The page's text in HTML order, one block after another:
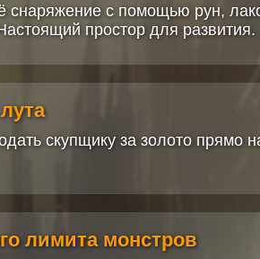
снаряжение с помощью рун,
простор для развития.
скупщику за золото прямо
лимита монстров